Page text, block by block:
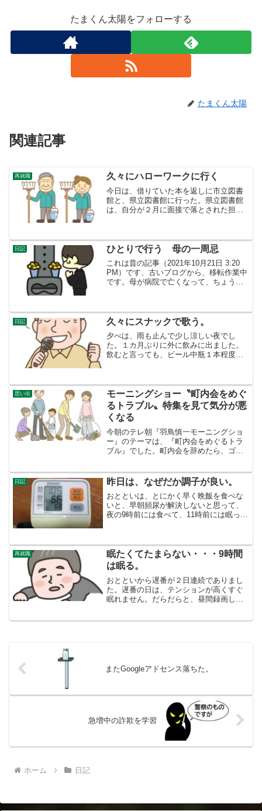
たまくん太陽をフォローする
たまくん太陽
関連記事
再就職 久々にハローワークに行く
今日は、借りていた本を返しに市立図書
館と、県立図書館に行った。県立図書館
は、自分が２月に面接で落とされた担当
に会う度に、若い女性で、自...
日記 ひとりで行う 母の一周忌
これは昔の記事（2021年10月21日 3:20
PM）です、古いブログから、移転作業中
です。母が病院で亡くなって、ちょうど
会食し、普通の法要を行いました。あの
頃は、「...
日記 久々にスナックで歌う。
夕べは、雨も止んで少し涼しい夜でし
た。１カ月ぶりに外に飲みに出ました。
飲むと言っても、ビール中瓶１本程度で
りました。こんなに下手だったとは。そ
れを思うと、気持ちよく...
思い出
モーニングショー〝町内会をめぐ
るトラブル〟特集を見て気分が悪
くなる
今朝のテレ朝『羽鳥慎一モーニングショ
ー』のテーマは、『町内会をめぐるトラ
ブル』でした。町内会を辞めたら、ゴミ
しく役員の仕事ができないので、辞めよ
うとしたけれど辞めさせて...
日記 昨日は、なぜだか調子が良い。
おとといは、とにかく早く晩飯を食べな
いと、早朝頻尿が解決しないと思って、
夜の9時前には食べて、11時前には眠っ
った。万歳！ でも今朝は夜の３時に目
が覚めて１度排尿、も...
再就職
眠たくてたまらない・・・9時間
は眠る。
おとといから遅番が２日連続でありまし
た。遅番の日は、テンションが高くすぐ
眠れません。だらだらと、昼間録画した
またGoogleアドセンス落ちた。
急増中の詐欺を学習
ホーム 日記